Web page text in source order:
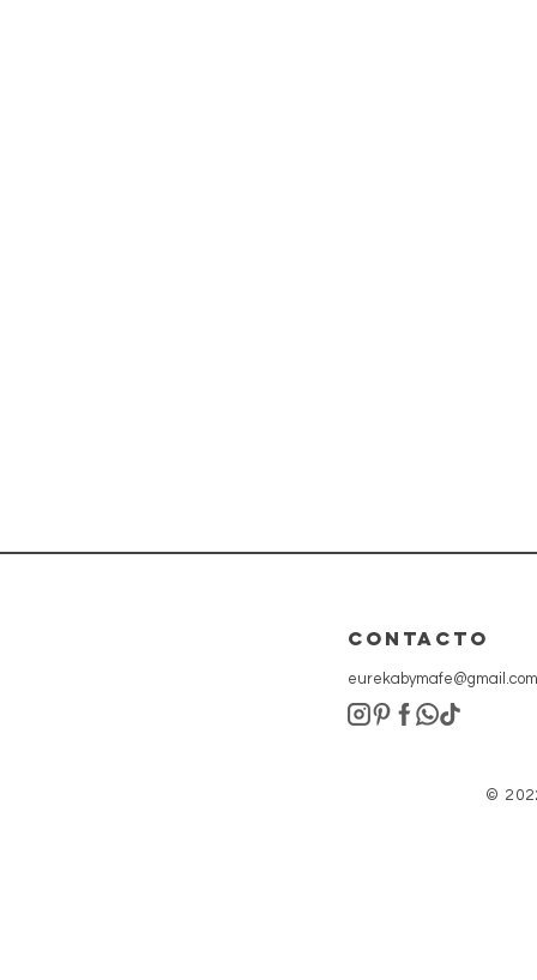
CONTACTo
eurekabymafe@gmail.com
©